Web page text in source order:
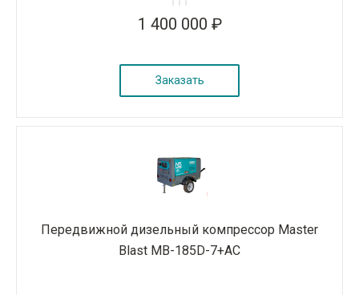
1 400 000 ₽
Заказать
Передвижной дизельный компрессор Master
Blast MB-185D-7+AC